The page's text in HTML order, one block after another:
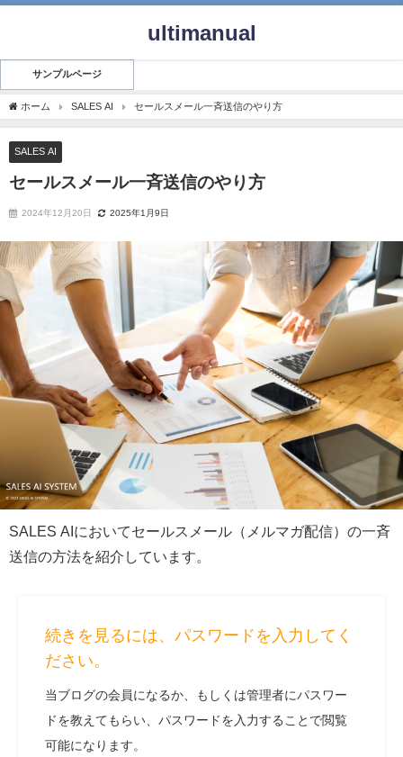
ultimanual
サンプルページ
ホーム SALES AI セールスメール一斉送信のやり方
SALES AI
セールスメール一斉送信のやり方
2024年12月20日 2025年1月9日
SALES AIにおいてセールスメール（メルマガ配信）の一斉
送信の方法を紹介しています。
続きを見るには、パスワードを入力してく
ださい。
当ブログの会員になるか、もしくは管理者にパスワー
ドを教えてもらい、パスワードを入力することで閲覧
可能になります。